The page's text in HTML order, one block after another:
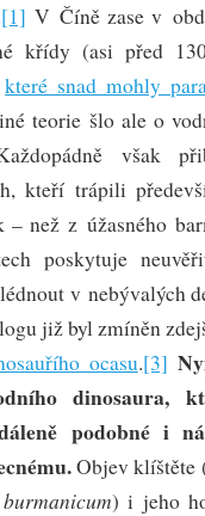
[1] V Číně zase v
křídy (asi před
které snad mohly
teorie šlo ale o
však
kteří trápili
než z úžasného
poskytuje
v nebývalých
již byl zmíněn
ocasu.[3]
dinosaura,
podobné i
Objev klíštěte
) i jeho